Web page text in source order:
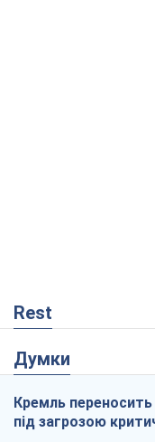
Rest
Думки
Кремль
під загрозою